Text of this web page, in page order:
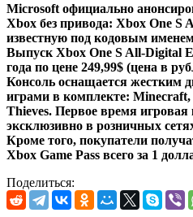
Microsoft официально
Xbox без привода: Xbox One S
известную под кодовым
Выпуск Xbox One S All-Digital
года по цене 249,99$ (цена в
Консоль оснащается жестким
играми в комплекте:
Thieves. Первое время игровая
эксклюзивно в розничных
Кроме того, покупатели
Xbox Game Pass всего за 1
Поделиться: